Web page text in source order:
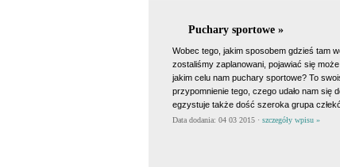
Puchary sportowe »
Wobec tego, jakim sposobem gdzieś tam
zostaliśmy zaplanowani, pojawiać się
jakim celu nam puchary sportowe? To
przypomnienie tego, czego udało nam się
egzystuje także dość szeroka grupa
Data dodania: 04 03 2015 · szczegóły wpisu »